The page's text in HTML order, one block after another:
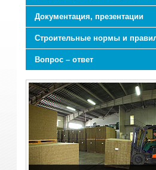
Документация, презентации
Строительные нормы и
Вопрос – ответ